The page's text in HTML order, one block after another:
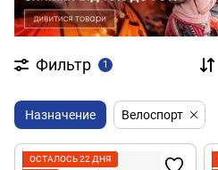
Фильтр 1
Назначение Велоспорт
ОСТАЛОСЬ 22 ДНЯ